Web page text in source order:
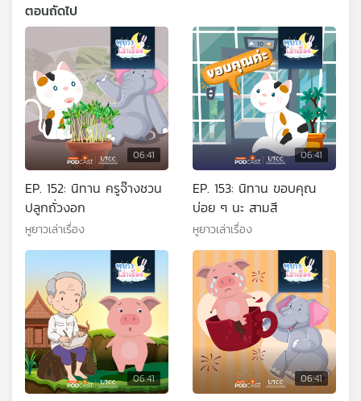
ตอนถัดไป
06:41
EP. 152: นิทาน ครูจ๊างชวน
ปลูกถั่วงอก
หูยาวเล่าเรื่อง
06:41
EP. 153: นิทาน ขอบคุณ
บ่อย ๆ นะ สามสี
หูยาวเล่าเรื่อง
06:41 06:41